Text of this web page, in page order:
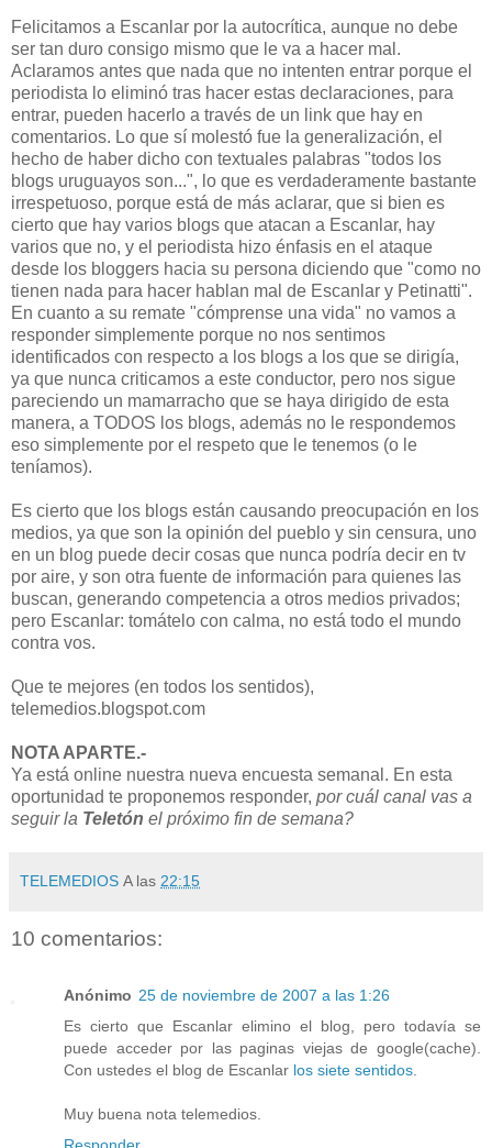
Felicitamos a Escanlar por la autocrítica, aunque no debe
ser tan duro consigo mismo que le va a hacer mal.
Aclaramos antes que nada que no intenten entrar porque el
periodista lo eliminó tras hacer estas declaraciones, para
entrar, pueden hacerlo a través de un link que hay en
comentarios. Lo que sí molestó fue la generalización, el
hecho de haber dicho con textuales palabras "todos los
blogs uruguayos son...", lo que es verdaderamente bastante
irrespetuoso, porque está de más aclarar, que si bien es
cierto que hay varios blogs que atacan a Escanlar, hay
varios que no, y el periodista hizo énfasis en el ataque
desde los bloggers hacia su persona diciendo que "como no
tienen nada para hacer hablan mal de Escanlar y Petinatti".
En cuanto a su remate "cómprense una vida" no vamos a
responder simplemente porque no nos sentimos
identificados con respecto a los blogs a los que se dirigía,
ya que nunca criticamos a este conductor, pero nos sigue
pareciendo un mamarracho que se haya dirigido de esta
manera, a TODOS los blogs, además no le respondemos
eso simplemente por el respeto que le tenemos (o le
teníamos).
Es cierto que los blogs están causando preocupación en los
medios, ya que son la opinión del pueblo y sin censura, uno
en un blog puede decir cosas que nunca podría decir en tv
por aire, y son otra fuente de información para quienes las
buscan, generando competencia a otros medios privados;
pero Escanlar: tomátelo con calma, no está todo el mundo
contra vos.
Que te mejores (en todos los sentidos),
telemedios.blogspot.com
NOTA APARTE.-
Ya está online nuestra nueva encuesta semanal. En esta
oportunidad te proponemos responder, por cuál canal vas a
seguir la Teletón el próximo fin de semana?
TELEMEDIOS A las 22:15
10 comentarios:
Anónimo 25 de noviembre de 2007 a las 1:26
Es cierto que Escanlar elimino el blog, pero todavía se
puede acceder por las paginas viejas de google(cache).
Con ustedes el blog de Escanlar los siete sentidos
Muy buena nota telemedios.